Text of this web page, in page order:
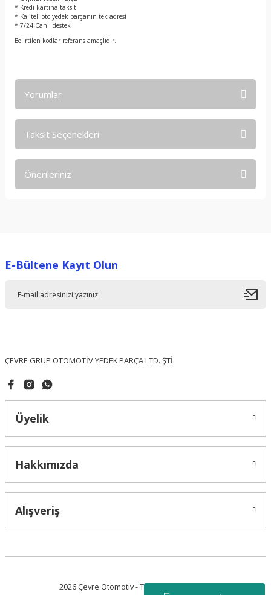
* Kredi kartına taksit
* Kaliteli oto yedek parçanın tek adresi
* 7/24 Canlı destek
Belirtilen kodlar referans amaçlıdır.
Yorumlar
Taksit Seçenekleri
Önerileriniz
Ürün resmi kalitesiz, bozuk veya görüntülenemiyor.
E-Bültene Kayıt Olun
ÇEVRE GRUP OTOMOTİV YEDEK PARÇA LTD. ŞTİ.
Üyelik
Hakkımızda
Alışveriş
2026 Çevre Otomotiv - Tüm Hakları Saklıdır.